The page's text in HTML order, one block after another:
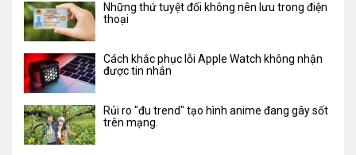
Những thứ tuyệt đối không nên lưu trong điện
thoại
Cách khắc phục lỗi Apple Watch không nhận
được tin nhắn
Rủi ro "đu trend" tạo hình anime đang gây sốt
trên mạng.